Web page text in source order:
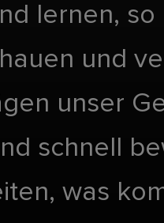
lernen, so
und
unser
schnell
was